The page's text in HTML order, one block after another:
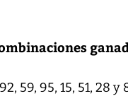
59, 95, 15, 51, 28 y